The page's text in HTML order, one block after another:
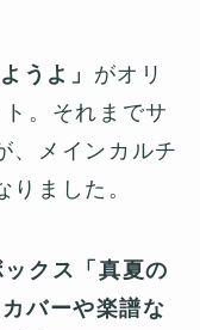
うよ」 がオリ
。それまでサ
、メインカルチ
りました。
クス「真夏の
バーや楽譜な